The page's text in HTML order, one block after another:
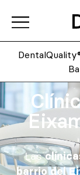
Las
barrio del